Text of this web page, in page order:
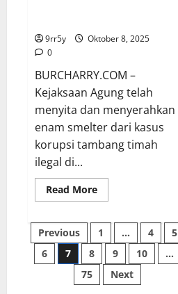
9rr5y
Oktober 8, 2025
0
BURCHARRY.COM –
Kejaksaan Agung telah
menyita dan menyerahkan
enam smelter dari kasus
korupsi tambang timah
ilegal di...
Read MoreRead
more
Soroti
Kerugian
Negara
300
Triliun
Akibat
Paginasi
pos
Previous 1 … 4
5
6
7 8 9 10
…
75
Next